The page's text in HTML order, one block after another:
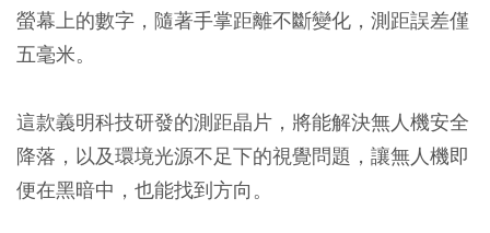
螢幕上的數字，隨著手掌距離不斷變化，測距誤差僅
五毫米。
這款義明科技研發的測距晶片，將能解決無人機安全
降落，以及環境光源不足下的視覺問題，讓無人機即
便在黑暗中，也能找到方向。